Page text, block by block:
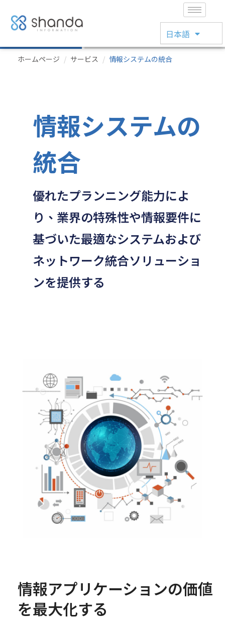
日本語
简体中文
English
ホームページ サービス 情報システムの統合
情報システムの
統合
優れたプランニング能力によ
り、業界の特殊性や情報要件に
基づいた最適なシステムおよび
ネットワーク統合ソリューショ
ンを提供する
情報アプリケーションの価値
を最大化する